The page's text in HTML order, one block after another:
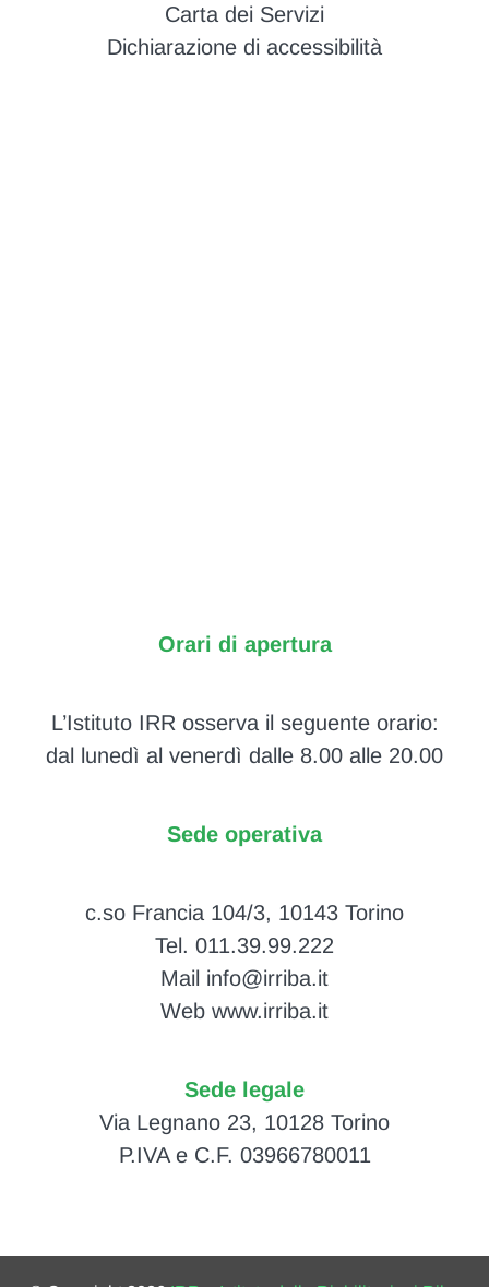
Carta dei Servizi
Dichiarazione di accessibilità
Orari di apertura
L’Istituto IRR osserva il seguente orario:
dal lunedì al venerdì dalle 8.00 alle 20.00
Sede operativa
c.so Francia 104/3, 10143 Torino
Tel. 011.39.99.222
Mail info@irriba.it
Web www.irriba.it
Sede legale
Via Legnano 23, 10128 Torino
P.IVA e C.F. 03966780011